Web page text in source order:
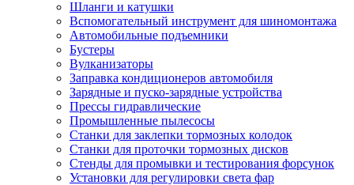
Шланги и катушки
Вспомогательный инструмент для шиномонтажа
Автомобильные подъемники
Бустеры
Вулканизаторы
Заправка кондиционеров автомобиля
Зарядные и пуско-зарядные устройства
Прессы гидравлические
Промышленные пылесосы
Станки для заклепки тормозных колодок
Станки для проточки тормозных дисков
Стенды для промывки и тестирования форсунок
Установки для регулировки света фар